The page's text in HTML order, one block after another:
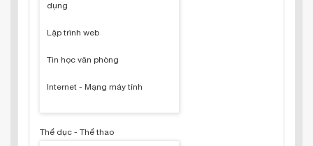
dụng
Lập trình web
Tin học văn phòng
Internet - Mạng máy tính
Thể dục - Thể thao